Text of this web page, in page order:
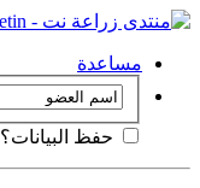
مساعدة
حفظ البيانات؟